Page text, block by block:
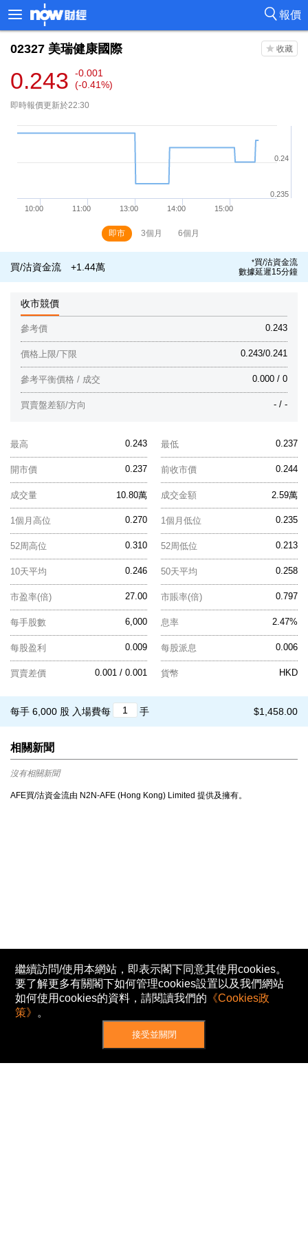
報價
02327 美瑞健康國際
0.243
-0.001
(-0.41%)
即時報價更新於22:30
即市 3個月 6個月
買/沽資金流 +1.44萬 *買/沽資金流
數據延遲15分鐘
收市競價
0.243
參考價
0.243/0.241
價格上限/下限
0.000 / 0
參考平衡價格 / 成交
- / -
買賣盤差額/方向
0.243
最高 0.237
最低
0.237
開市價 0.244
前收市價
10.80萬
成交量 2.59萬
成交金額
0.270
1個月高位 0.235
1個月低位
0.310
52周高位 0.213
52周低位
0.246
10天平均 0.258
50天平均
27.00
市盈率(倍) 0.797
市賬率(倍)
6,000
每手股數 2.47%
息率
0.009
每股盈利 0.006
每股派息
0.001 / 0.001
買賣差價 HKD
貨幣
$1,458.00
每手 6,000 股 入場費每 手
相關新聞
沒有相關新聞
AFE買/沽資金流由 N2N-AFE (Hong Kong) Limited 提供及擁有。
繼續訪問/使用本網站，即表示閣下同意其使用cookies。
要了解更多有關閣下如何管理cookies設置以及我們網站
如何使用cookies的資料，請閱讀我們的 《Cookies政
策》 。
接受並關閉